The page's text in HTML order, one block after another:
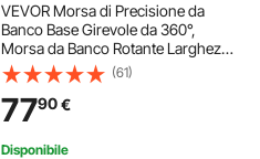
VEVOR Morsa di Precisione da
Banco Base Girevole da 360°,
Morsa da Banco Rotante Larghezza
di Ganascia 16,7 cm Bidirezionale
per Uso Domestico Commerciale
da Garage Officina, Morsa da
Banco 12,9 kg
(61)
7790€
Disponibile